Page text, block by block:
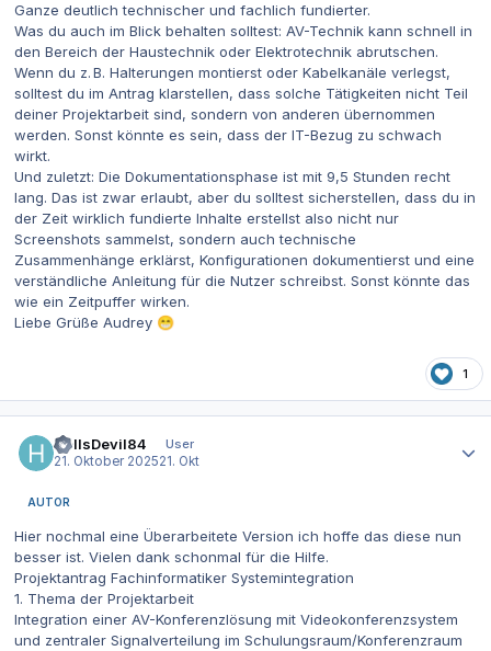
Ganze deutlich technischer und fachlich fundierter.
Was du auch im Blick behalten solltest: AV-Technik kann schnell in
den Bereich der Haustechnik oder Elektrotechnik abrutschen.
Wenn du z. B. Halterungen montierst oder Kabelkanäle verlegst,
solltest du im Antrag klarstellen, dass solche Tätigkeiten nicht Teil
deiner Projektarbeit sind, sondern von anderen übernommen
werden. Sonst könnte es sein, dass der IT-Bezug zu schwach
wirkt.
Und zuletzt: Die Dokumentationsphase ist mit 9,5 Stunden recht
lang. Das ist zwar erlaubt, aber du solltest sicherstellen, dass du in
der Zeit wirklich fundierte Inhalte erstellst also nicht nur
Screenshots sammelst, sondern auch technische
Zusammenhänge erklärst, Konfigurationen dokumentierst und eine
verständliche Anleitung für die Nutzer schreibst. Sonst könnte das
wie ein Zeitpuffer wirken.
Liebe Grüße Audrey 😁
1
HellsDevil84
User
21. Oktober 202521. Okt
AUTOR
Hier nochmal eine Überarbeitete Version ich hoffe das diese nun
besser ist. Vielen dank schonmal für die Hilfe.
Projektantrag Fachinformatiker Systemintegration
1. Thema der Projektarbeit
Integration einer AV-Konferenzlösung mit Videokonferenzsystem
und zentraler Signalverteilung im Schulungsraum/Konferenzraum